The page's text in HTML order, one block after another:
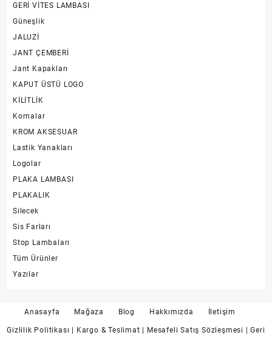
GERİ VİTES LAMBASI
Güneşlik
JALUZİ
JANT ÇEMBERİ
Jant Kapakları
KAPUT ÜSTÜ LOGO
KİLİTLİK
Kornalar
KROM AKSESUAR
Lastik Yanakları
Logolar
PLAKA LAMBASI
PLAKALIK
Silecek
Sis Farları
Stop Lambaları
Tüm Ürünler
Yazılar
Anasayfa Mağaza Blog Hakkımızda İletişim
Gizlilik Politikası | Kargo & Teslimat | Mesafeli Satış Sözleşmesi | Geri